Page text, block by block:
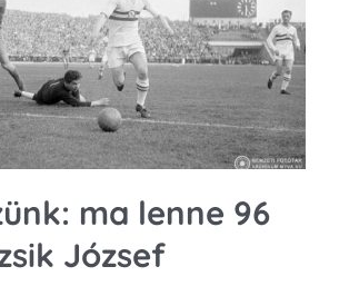
ma lenne 96
József